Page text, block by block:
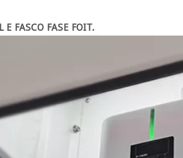
E FASCO FASE FOIT.